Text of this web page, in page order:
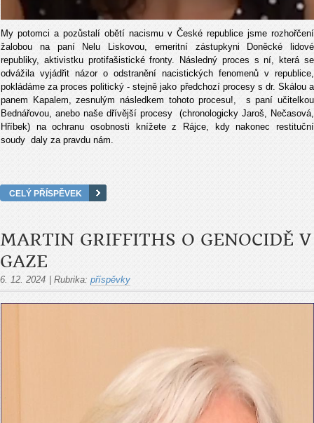
My potomci a pozůstalí obětí nacismu v České republice jsme rozhořčení
žalobou na paní Nelu Liskovou, emeritní zástupkyni Doněcké lidové
republiky, aktivistku protifašistické fronty. Následný proces s ní, která se
odvážila vyjádřit názor o odstranění nacistických fenomenů v republice,
pokládáme za proces politický - stejně jako předchozí procesy s dr. Skálou a
panem Kapalem, zesnulým následkem tohoto procesu!, s paní učitelkou
Bednářovou, anebo naše dřívější procesy (chronologicky Jaroš, Nečasová,
Hříbek) na ochranu osobnosti knížete z Rájce, kdy nakonec restituční
soudy daly za pravdu nám.
CELÝ PŘÍSPĚVEK
MARTIN GRIFFITHS O GENOCIDĚ V
GAZE
6. 12. 2024 | Rubrika: příspěvky